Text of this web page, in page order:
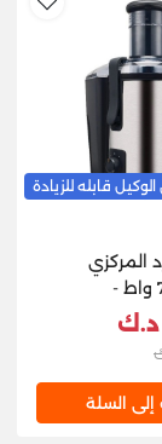
قابله للزيادة
المركزي
كينوود 700 واط -
السلة